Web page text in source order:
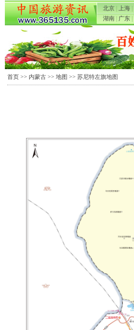
北京 上海
湖南
广东
首页 >> 内蒙古 >> 地图 >> 苏尼特左旗地图